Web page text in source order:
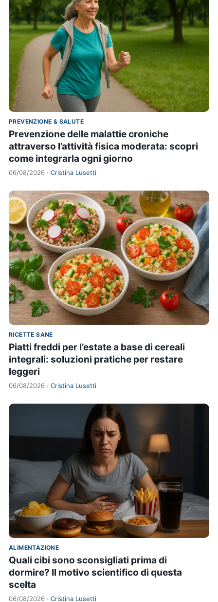
PREVENZIONE & SALUTE
Prevenzione delle malattie croniche
attraverso l’attività fisica moderata: scopri
come integrarla ogni giorno
06/08/2026 · Cristina Lusetti
RICETTE SANE
Piatti freddi per l’estate a base di cereali
integrali: soluzioni pratiche per restare
leggeri
06/08/2026 · Cristina Lusetti
ALIMENTAZIONE
Quali cibi sono sconsigliati prima di
dormire? Il motivo scientifico di questa
scelta
06/08/2026 · Cristina Lusetti